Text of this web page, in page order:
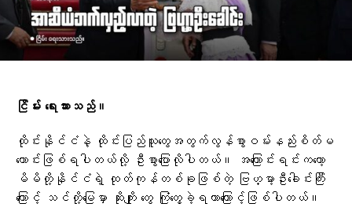
ငြိမ်း ရေးသားသည်။
ထိုင်းနိုင်ငံနဲ့ ထိုင်းပြည်သူတွေအတွက်လွန်စွာဝမ်းနည်းစိတ်မ
ကောင်းဖြစ်ရပါတယ်လို့ ဦးစွာပြောလိုပါတယ်။ အကြောင်းရင်းကတော့
မိမိတို့နိုင်ငံရဲ့ ထုတ်ကုန်တစ်ခုဖြစ်တဲ့ ဗြဟ္မာ့ဦးခေါင်းကြီး
ကြောင့် သင်တို့မြေမှာ ဆိုးကျိုး တွေ ကြုံတွေ့ခဲ့ရတာကြောင့်ဖြစ်ပါတယ်။